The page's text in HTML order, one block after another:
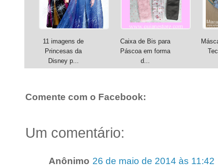
11 imagens de
Princesas da
Disney p...
Caixa de Bis para
Páscoa em forma
d...
Comente com o Facebook:
Um comentário:
Anônimo 26 de maio de 2014 às 11:42